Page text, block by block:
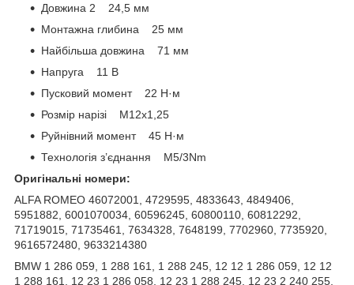
Довжина 2 24,5 мм
Монтажна глибина 25 мм
Найбільша довжина 71 мм
Напруга 11 В
Пусковий момент 22 Н·м
Розмір нарізі M12x1,25
Руйнівний момент 45 Н·м
Технологія з’єднання M5/3Nm
Оригінальні номери:
ALFA ROMEO 46072001, 4729595, 4833643, 4849406,
5951882, 6001070034, 60596245, 60800110, 60812292,
71719015, 71735461, 7634328, 7648199, 7702960, 7735920,
9616572480, 9633214380
BMW 1 286 059, 1 288 161, 1 288 245, 12 12 1 286 059, 12 12
1 288 161, 12 23 1 286 058, 12 23 1 288 245, 12 23 2 240 255,